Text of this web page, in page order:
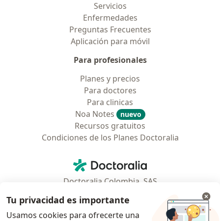
Servicios
Enfermedades
Preguntas Frecuentes
Aplicación para móvil
Para profesionales
Planes y precios
Para doctores
Para clinicas
Noa Notes
nuevo
Recursos gratuitos
Condiciones de los Planes Doctoralia
Doctoralia - Página de inicio
Doctoralia Colombia, SAS
Municipio: Bogotá D.C., Colombia
Tu privacidad es importante
Usamos cookies para ofrecerte una